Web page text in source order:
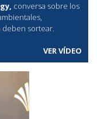
conversa sobre los
deben sortear.
VER VÍDEO